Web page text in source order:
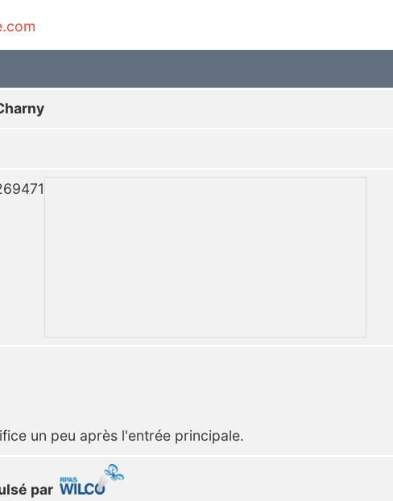
un peu après l'entrée principale.
par